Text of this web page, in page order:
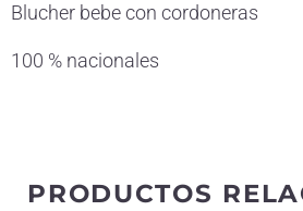
t
i
Blucher bebe con cordoneras
100 % nacionales
PRODUCTOS